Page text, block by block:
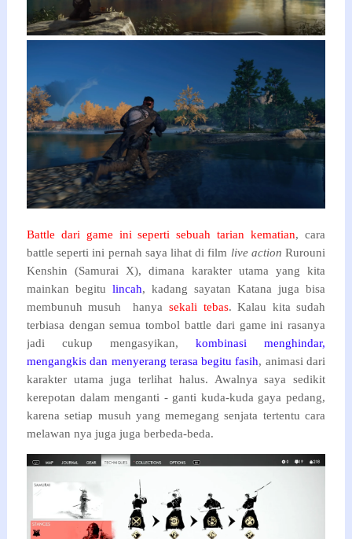
Battle dari game ini seperti sebuah tarian kematian, cara
battle seperti ini pernah saya lihat di film live action Rurouni
Kenshin (Samurai X), dimana karakter utama yang kita
mainkan begitu lincah, kadang sayatan Katana juga bisa
membunuh musuh hanya sekali tebas. Kalau kita sudah
terbiasa dengan semua tombol battle dari game ini rasanya
jadi cukup mengasyikan,kombinasi menghindar,
mengangkis dan menyerang terasa begitu fasih, animasi dari
karakter utama juga terlihat halus. Awalnya saya sedikit
kerepotan dalam menganti - ganti kuda-kuda gaya pedang,
karena setiap musuh yang memegang senjata tertentu cara
melawan nya juga juga berbeda-beda.